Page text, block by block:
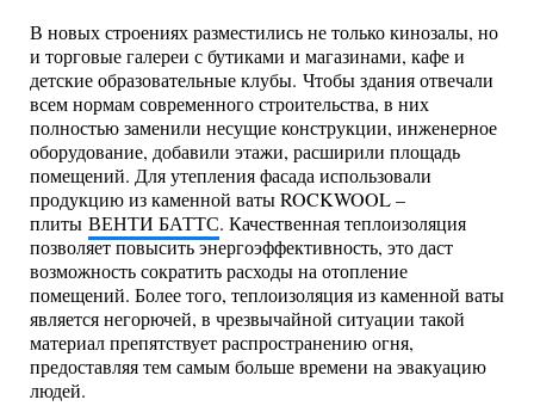
В новых строениях разместились не только кинозалы, но
и торговые галереи с бутиками и магазинами, кафе и
детские образовательные клубы. Чтобы здания отвечали
всем нормам современного строительства, в них
полностью заменили несущие конструкции, инженерное
оборудование, добавили этажи, расширили площадь
помещений. Для утепления фасада использовали
продукцию из каменной ваты ROCKWOOL –
плиты ВЕНТИ БАТТС. Качественная теплоизоляция
позволяет повысить энергоэффективность, это даст
возможность сократить расходы на отопление
помещений. Более того, теплоизоляция из каменной ваты
является негорючей, в чрезвычайной ситуации такой
материал препятствует распространению огня,
предоставляя тем самым больше времени на эвакуацию
людей.